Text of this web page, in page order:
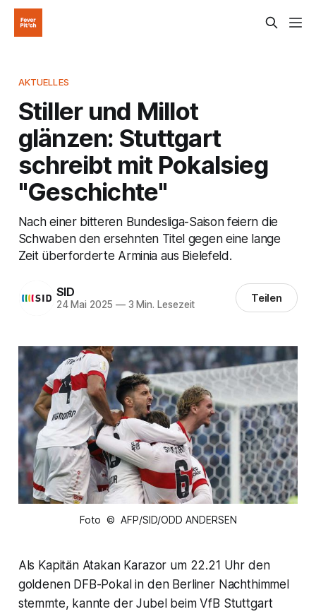
AKTUELLES
Stiller und Millot
glänzen: Stuttgart
schreibt mit Pokalsieg
"Geschichte"
Nach einer bitteren Bundesliga-Saison feiern die
Schwaben den ersehnten Titel gegen eine lange
Zeit überforderte Arminia aus Bielefeld.
SID
24 Mai 2025 —3 Min. Lesezeit Teilen
Foto © AFP/SID/ODD ANDERSEN
Als Kapitän Atakan Karazor um 22.21 Uhr den
goldenen DFB-Pokal in den Berliner Nachthimmel
stemmte, kannte der Jubel beim VfB Stuttgart